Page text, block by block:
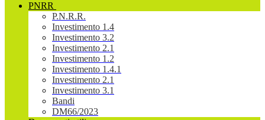
PNRR
P.N.R.R.
Investimento 1.4
Investimento 3.2
Investimento 2.1
Investimento 1.2
Investimento 1.4.1
Investimento 2.1
Investimento 3.1
Bandi
DM66/2023